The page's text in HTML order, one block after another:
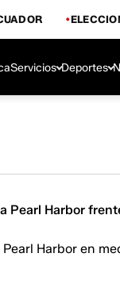
Servicios Deportes
Pearl Harbor
Harbor en